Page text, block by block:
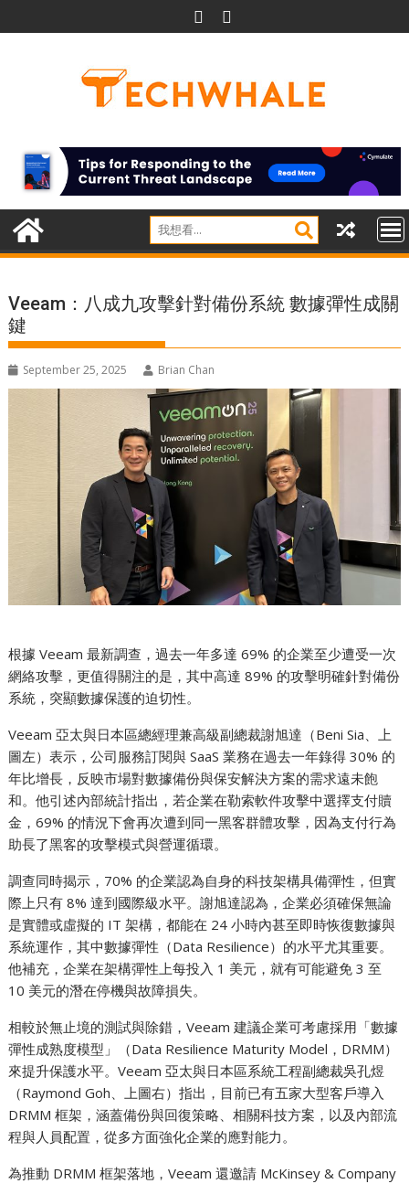
to
Veeam：八成九攻擊針對備份系統 數據彈性成關
鍵
September 25, 2025 Brian Chan
根據 Veeam 最新調查，過去一年多達 69% 的企業至少遭受一次
網絡攻擊，更值得關注的是，其中高達 89% 的攻擊明確針對備份
系統，突顯數據保護的迫切性。
Veeam 亞太與日本區總經理兼高級副總裁謝旭達（Beni Sia、上
圖左）表示，公司服務訂閱與 SaaS 業務在過去一年錄得 30% 的
年比增長，反映市場對數據備份與保安解決方案的需求遠未飽
和。他引述內部統計指出，若企業在勒索軟件攻擊中選擇支付贖
金，69% 的情況下會再次遭到同一黑客群體攻擊，因為支付行為
助長了黑客的攻擊模式與營運循環。
調查同時揭示，70% 的企業認為自身的科技架構具備彈性，但實
際上只有 8% 達到國際級水平。謝旭達認為，企業必須確保無論
是實體或虛擬的 IT 架構，都能在 24 小時內甚至即時恢復數據與
系統運作，其中數據彈性（Data Resilience）的水平尤其重要。
他補充，企業在架構彈性上每投入 1 美元，就有可能避免 3 至
10 美元的潛在停機與故障損失。
相較於無止境的測試與除錯，Veeam 建議企業可考慮採用「數據
彈性成熟度模型」（Data Resilience Maturity Model，DRMM）
來提升保護水平。Veeam 亞太與日本區系統工程副總裁吳孔煜
（Raymond Goh、上圖右）指出，目前已有五家大型客戶導入
DRMM 框架，涵蓋備份與回復策略、相關科技方案，以及內部流
程與人員配置，從多方面強化企業的應對能力。
為推動 DRMM 框架落地，Veeam 還邀請 McKinsey & Company